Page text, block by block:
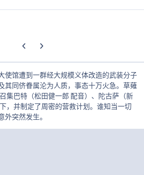
上一张轮播幻灯片
下一张轮播幻灯片
使馆遭到一群经大规模义体改造的武装分子
其同侪眷属沦为人质，事态十万火急。草薙
集巴特（松田健一郎 配音）、陀古萨（新
，并制定了周密的营救计划。谁知当一切
突然发生。